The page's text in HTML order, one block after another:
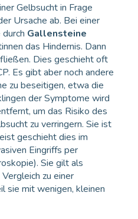
Gelbsucht in Frage
Ursache ab. Bei einer
Gallensteine
das Hindernis. Dann
Dies geschieht oft
Es gibt aber noch andere
zu beseitigen, etwa die
der Symptome wird
um das Risiko des
zu verringern. Sie ist
geschieht dies im
Eingriffs per
Sie gilt als
zu einer
sie mit wenigen, kleinen